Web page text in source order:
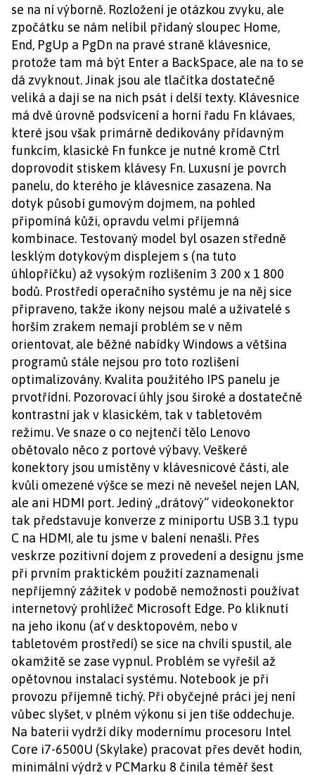
se na ní výborně. Rozložení je otázkou zvyku, ale
zpočátku se nám nelíbil přidaný sloupec Home,
End, PgUp a PgDn na pravé straně klávesnice,
protože tam má být Enter a BackSpace, ale na to se
dá zvyknout. Jinak jsou ale tlačítka dostatečně
veliká a dají se na nich psát i delší texty. Klávesnice
má dvě úrovně podsvícení a horní řadu Fn klávaes,
které jsou však primárně dedikovány přídavným
funkcím, klasické Fn funkce je nutné kromě Ctrl
doprovodit stiskem klávesy Fn. Luxusní je povrch
panelu, do kterého je klávesnice zasazena. Na
dotyk působí gumovým dojmem, na pohled
připomíná kůži, opravdu velmi příjemná
kombinace. Testovaný model byl osazen středně
lesklým dotykovým displejem s (na tuto
úhlopříčku) až vysokým rozlišením 3 200 x 1 800
bodů. Prostředí operačního systému je na něj sice
připraveno, takže ikony nejsou malé a uživatelé s
horším zrakem nemají problém se v něm
orientovat, ale běžné nabídky Windows a většina
programů stále nejsou pro toto rozlišení
optimalizovány. Kvalita použitého IPS panelu je
prvotřídní. Pozorovací úhly jsou široké a dostatečně
kontrastní jak v klasickém, tak v tabletovém
režimu. Ve snaze o co nejtenčí tělo Lenovo
obětovalo něco z portové výbavy. Veškeré
konektory jsou umístěny v klávesnicové části, ale
kvůli omezené výšce se mezi ně nevešel nejen LAN,
ale ani HDMI port. Jediný „drátový“ videokonektor
tak představuje konverze z miniportu USB 3.1 typu
C na HDMI, ale tu jsme v balení nenašli. Přes
veskrze pozitivní dojem z provedení a designu jsme
při prvním praktickém použití zaznamenali
nepříjemný zážitek v podobě nemožnosti používat
internetový prohlížeč Microsoft Edge. Po kliknutí
na jeho ikonu (ať v desktopovém, nebo v
tabletovém prostředí) se sice na chvíli spustil, ale
okamžitě se zase vypnul. Problém se vyřešil až
opětovnou instalací systému. Notebook je při
provozu příjemně tichý. Při obyčejné práci jej není
vůbec slyšet, v plném výkonu si jen tiše oddechuje.
Na baterii vydrží díky modernímu procesoru Intel
Core i7-6500U (Skylake) pracovat přes devět hodin,
minimální výdrž v PCMarku 8 činila téměř šest